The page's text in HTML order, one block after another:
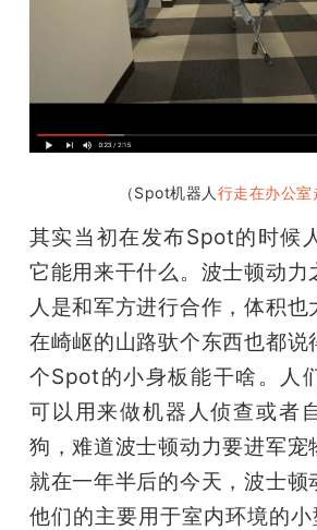
（Spot机器人 行走在办公室
其实当初在发布Spot的时候
它能用来干什么。波士顿动力
人是和军方进行合作，体积也
在崎岖的山路驮个东西也都说
个Spot的小身板能干啥。人
可以用来做机器人侦查或者
狗，难道波士顿动力要进军宠
就在一年半后的今天，波士顿
他们的主要用于室内环境的